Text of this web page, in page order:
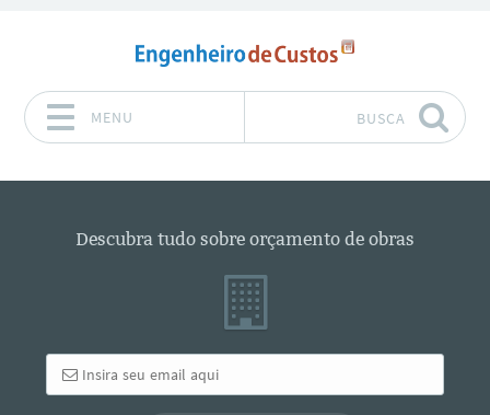
MENU BUSCA
Descubra tudo sobre orçamento de obras